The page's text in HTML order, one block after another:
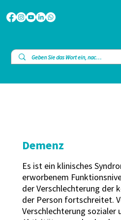
Demenz
Es ist ein klinisches
erworbenem
der Verschlechterung der
der Person fortschreitet.
Verschlechterung sozialer